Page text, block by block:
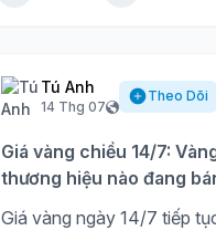
Tú Anh
14 Thg 07
Theo Dõi
Giá vàng chiều 14/7:
thương hiệu nào đang
Giá vàng ngày 14/7 tiếp